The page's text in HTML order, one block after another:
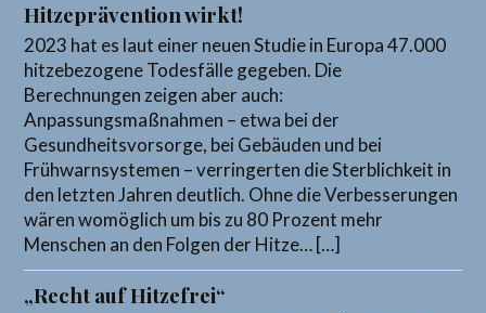
Hitzeprävention wirkt!
2023 hat es laut einer neuen Studie in Europa 47.000
hitzebezogene Todesfälle gegeben. Die
Berechnungen zeigen aber auch:
Anpassungsmaßnahmen – etwa bei der
Gesundheitsvorsorge, bei Gebäuden und bei
Frühwarnsystemen – verringerten die Sterblichkeit in
den letzten Jahren deutlich. Ohne die Verbesserungen
wären womöglich um bis zu 80 Prozent mehr
Menschen an den Folgen der Hitze… […]
„Recht auf Hitzefrei“